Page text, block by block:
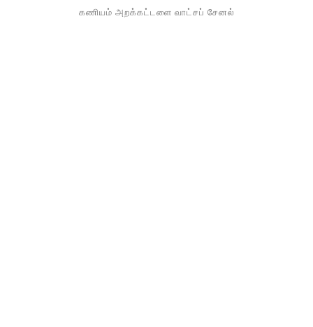
கணியம் அறக்கட்டளை வாட்சப் சேனல்